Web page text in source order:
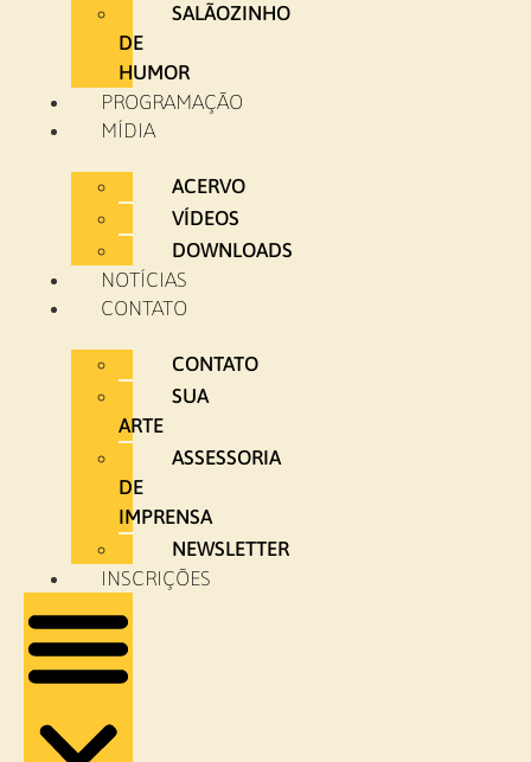
SALÃOZINHO
DE
HUMOR
PROGRAMAÇÃO
MÍDIA
ACERVO
VÍDEOS
DOWNLOADS
NOTÍCIAS
CONTATO
CONTATO
SUA
ARTE
ASSESSORIA
DE
IMPRENSA
NEWSLETTER
INSCRIÇÕES